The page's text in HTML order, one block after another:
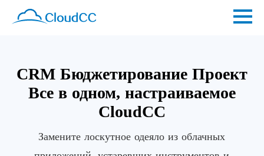
CRM Бюджетирование Проект
Все в одном, настраиваемое
CloudCC
Замените лоскутное одеяло из облачных